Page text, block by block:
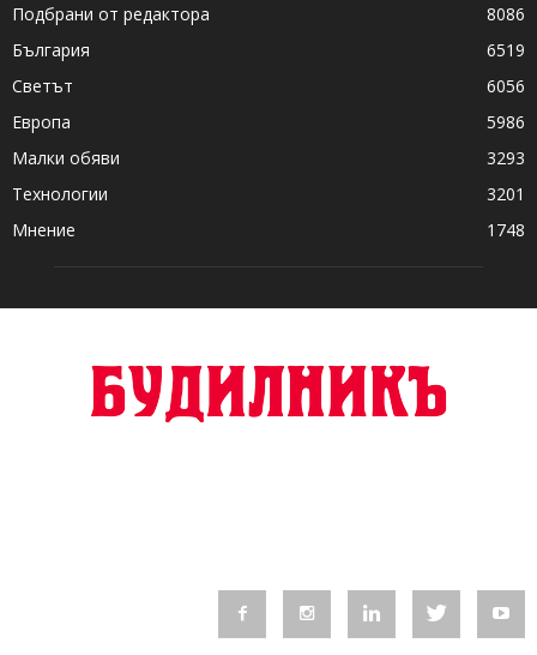
Подбрани от редактора
8086
България
6519
Светът
6056
Европа
5986
Малки обяви
3293
Технологии
3201
Мнение
1748